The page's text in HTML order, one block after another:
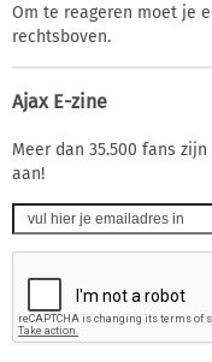
Om te reageren moet je
rechtsboven.
Ajax E-zine
Meer dan 35.500 fans
aan!